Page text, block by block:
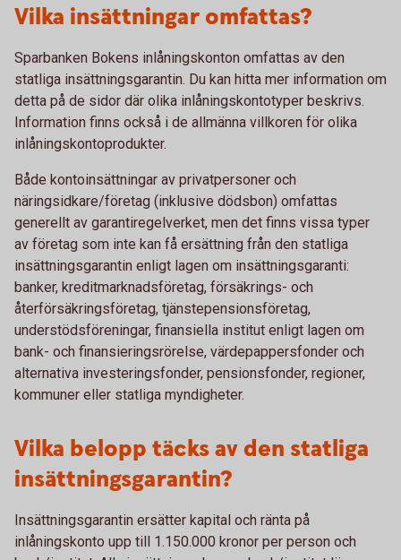
Vilka insättningar omfattas?
Sparbanken Bokens inlåningskonton omfattas av den
statliga insättningsgarantin. Du kan hitta mer information om
detta på de sidor där olika inlåningskontotyper beskrivs.
Information finns också i de allmänna villkoren för olika
inlåningskontoprodukter.
Både kontoinsättningar av privatpersoner och
näringsidkare/företag (inklusive dödsbon) omfattas
generellt av garantiregelverket, men det finns vissa typer
av företag som inte kan få ersättning från den statliga
insättningsgarantin enligt lagen om insättningsgaranti:
banker, kreditmarknadsföretag, försäkrings- och
återförsäkringsföretag, tjänstepensionsföretag,
understödsföreningar, finansiella institut enligt lagen om
bank- och finansieringsrörelse, värdepappersfonder och
alternativa investeringsfonder, pensionsfonder, regioner,
kommuner eller statliga myndigheter.
Vilka belopp täcks av den statliga
insättningsgarantin?
Insättningsgarantin ersätter kapital och ränta på
inlåningskonto upp till 1.150.000 kronor per person och